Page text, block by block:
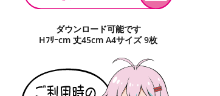
ダウンロード可能です
Hﾌﾘｰcm 丈45cm A4サイズ 9枚